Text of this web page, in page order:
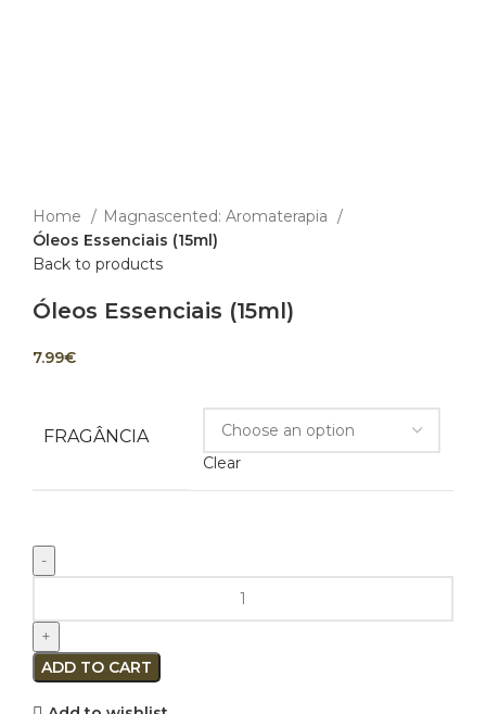
Home
Magnascented: Aromaterapia
Óleos Essenciais (15ml)
Back to products
Óleos Essenciais (15ml)
7.99€
FRAGÂNCIA
Clear
ADD TO CART